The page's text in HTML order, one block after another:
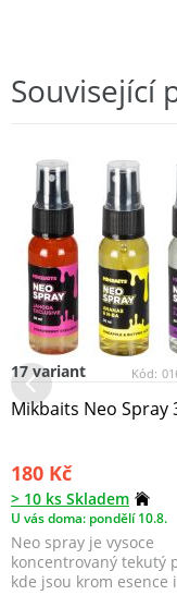
Související
Kód:
17 variant
Mikbaits Neo Spray
180 Kč
> 10 ks Skladem
U vás doma: pondělí 10.8.
Neo spray je vysoce
koncentrovaný tekutý
kde jsou krom esence i